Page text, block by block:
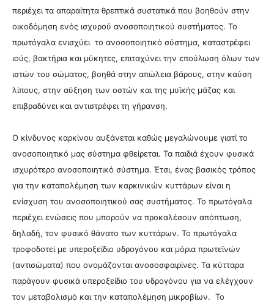
περιέχει τα απαραίτητα θρεπτικά συστατικά που βοηθούν στην
οικοδόμηση ενός ισχυρού ανοσοποιητικού συστήματος. Το
πρωτόγαλα ενισχύει το ανοσοποιητικό σύστημα, καταστρέφει
ιούς, βακτήρια και μύκητες, επιταχύνει την επούλωση όλων των
ιστών του σώματος, βοηθά στην απώλεια βάρους, στην καύση
λίπους, στην αύξηση των οστών και της μυϊκής μάζας και
επιβραδύνει και αντιστρέφει τη γήρανση.
Ο κίνδυνος καρκίνου αυξάνεται καθώς μεγαλώνουμε γιατί το
ανοσοποιητικό μας σύστημα φθείρεται. Τα παιδιά έχουν φυσικά
ισχυρότερο ανοσοποιητικό σύστημα. Έτσι, ένας βασικός τρόπος
για την καταπολέμηση των καρκινικών κυττάρων είναι η
ενίσχυση του ανοσοποιητικού σας συστήματος. Το πρωτόγαλα
περιέχει ενώσεις που μπορούν να προκαλέσουν απόπτωση,
δηλαδή, τον φυσικό θάνατο των κυττάρων. Το πρωτόγαλα
τροφοδοτεί με υπεροξείδιο υδρογόνου και μόρια πρωτεϊνών
(αντισώματα) που ονομάζονται ανοσοσφαιρίνες. Τα κύτταρα
παράγουν φυσικά υπεροξείδιο του υδρογόνου για να ελέγχουν
τον μεταβολισμό και την καταπολέμηση μικροβίων. Το